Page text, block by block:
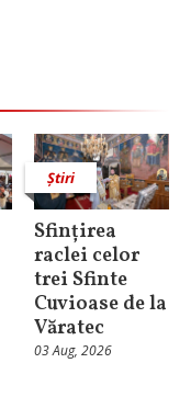
Știri
Sfințirea
raclei celor
trei Sfinte
Cuvioase de la
Văratec
03 Aug, 2026